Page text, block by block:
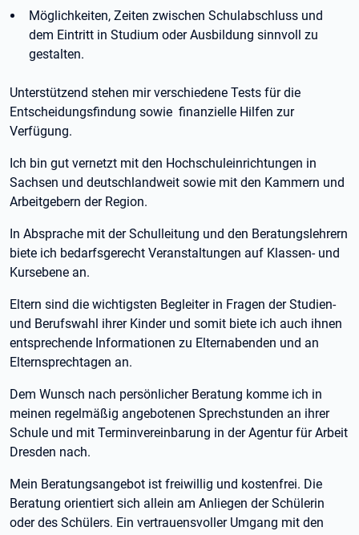
Möglichkeiten, Zeiten zwischen Schulabschluss und
dem Eintritt in Studium oder Ausbildung sinnvoll zu
gestalten.
Unterstützend stehen mir verschiedene Tests für die
Entscheidungsfindung sowie finanzielle Hilfen zur
Verfügung.
Ich bin gut vernetzt mit den Hochschuleinrichtungen in
Sachsen und deutschlandweit sowie mit den Kammern und
Arbeitgebern der Region.
In Absprache mit der Schulleitung und den Beratungslehrern
biete ich bedarfsgerecht Veranstaltungen auf Klassen- und
Kursebene an.
Eltern sind die wichtigsten Begleiter in Fragen der Studien-
und Berufswahl ihrer Kinder und somit biete ich auch ihnen
entsprechende Informationen zu Elternabenden und an
Elternsprechtagen an.
Dem Wunsch nach persönlicher Beratung komme ich in
meinen regelmäßig angebotenen Sprechstunden an ihrer
Schule und mit Terminvereinbarung in der Agentur für Arbeit
Dresden nach.
Mein Beratungsangebot ist freiwillig und kostenfrei. Die
Beratung orientiert sich allein am Anliegen der Schülerin
oder des Schülers. Ein vertrauensvoller Umgang mit den